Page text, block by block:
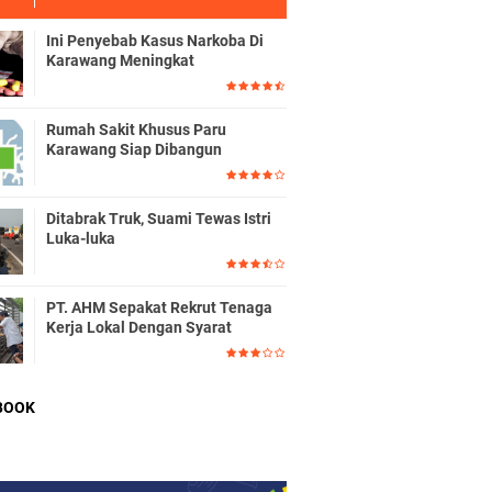
Ini Penyebab Kasus Narkoba Di
Karawang Meningkat
Rumah Sakit Khusus Paru
Karawang Siap Dibangun
Ditabrak Truk, Suami Tewas Istri
Luka-luka
PT. AHM Sepakat Rekrut Tenaga
Kerja Lokal Dengan Syarat